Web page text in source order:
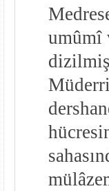
umûmî